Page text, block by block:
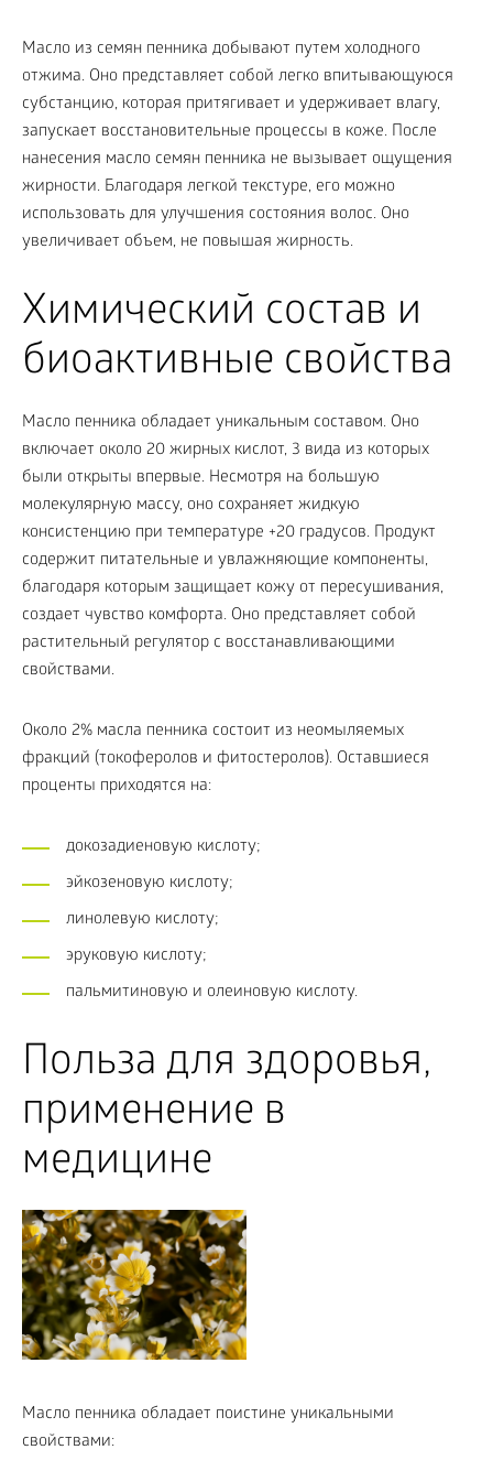
Масло из семян пенника добывают путем холодного
отжима. Оно представляет собой легко впитывающуюся
субстанцию, которая притягивает и удерживает влагу,
запускает восстановительные процессы в коже. После
нанесения масло семян пенника не вызывает ощущения
жирности. Благодаря легкой текстуре, его можно
использовать для улучшения состояния волос. Оно
увеличивает объем, не повышая жирность.
Химический состав и
биоактивные свойства
Масло пенника обладает уникальным составом. Оно
включает около 20 жирных кислот, 3 вида из которых
были открыты впервые. Несмотря на большую
молекулярную массу, оно сохраняет жидкую
консистенцию при температуре +20 градусов. Продукт
содержит питательные и увлажняющие компоненты,
благодаря которым защищает кожу от пересушивания,
создает чувство комфорта. Оно представляет собой
растительный регулятор с восстанавливающими
свойствами.
Около 2% масла пенника состоит из неомыляемых
фракций (токоферолов и фитостеролов). Оставшиеся
проценты приходятся на:
докозадиеновую кислоту;
эйкозеновую кислоту;
линолевую кислоту;
эруковую кислоту;
пальмитиновую и олеиновую кислоту.
Польза для здоровья,
применение в
медицине
Масло пенника обладает поистине уникальными
свойствами: